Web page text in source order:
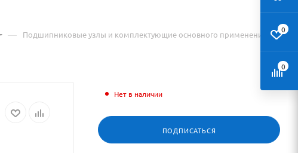
— Подшипниковые узлы и комплектующие основного применения
Нет в наличии
ПОДПИСАТЬСЯ
0
0